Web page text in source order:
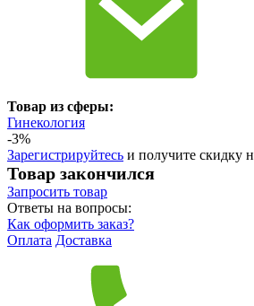
Товар из сферы:
Гинекология
-3%
Зарегистрируйтесь и получите скидку
Товар закончился
Запросить товар
Ответы на вопросы:
Как оформить заказ?
Оплата Доставка